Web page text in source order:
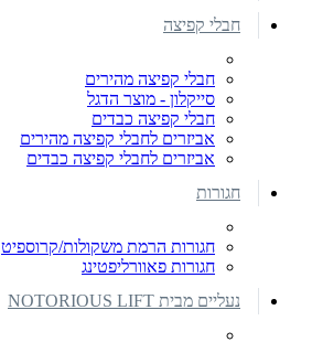
חבלי קפיצה
חבלי קפיצה מהירים
סייקלון - מוצר הדגל
חבלי קפיצה כבדים
אביזרים לחבלי קפיצה מהירים
אביזרים לחבלי קפיצה כבדים
חגורות
חגורות הרמת משקולות/קרוספיט
חגורות פאוורליפטינג
נעליים מבית NOTORIOUS LIFT